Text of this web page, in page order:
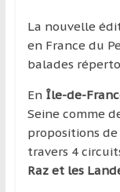
profitant
de
découverte
culturelle
d’un
pays
La nouvelle
en France du
balades
En Île-de-
Seine comme
propositions
travers 4
Raz et les